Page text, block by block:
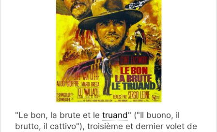
"Le bon, la brute et le truand" ("Il buono, il
brutto, il cattivo"), troisième et dernier volet de